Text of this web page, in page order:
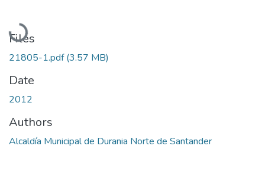
Loading...
Files
21805-1.pdf(3.57 MB)
Date
2012
Authors
Alcaldía Municipal de Durania Norte de Santander